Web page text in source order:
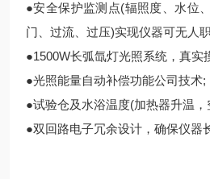
●安全保护监测点(辐照度、水位
门、过流、过压)实现仪器可无人
●1500W长弧氙灯光照系统，真实
●光照能量自动补偿功能公司技术;
●试验仓及水浴温度(加热器升温，
●双回路电子冗余设计，确保仪器